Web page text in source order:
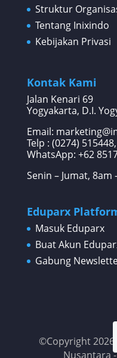
Struktur
Tentang Inixindo
Kebijakan Privasi
Kontak Kami
Jalan Kenari 69
Yogyakarta, D.I.
Email:
Telp : (0274)
WhatsApp: +62
Senin – Jumat, 8am
Eduparx
Masuk Eduparx
Buat Akun
Gabung
©Copyright 2026
Nusantara